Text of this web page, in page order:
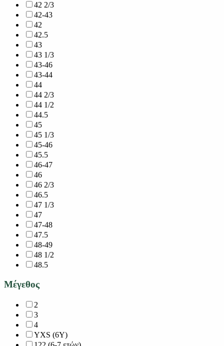
42 2/3
42-43
42
42.5
43
43 1/3
43-46
43-44
44
44 2/3
44 1/2
44.5
45
45 1/3
45-46
45.5
46-47
46
46 2/3
46.5
47 1/3
47
47-48
47.5
48-49
48 1/2
48.5
Μέγεθος
2
3
4
YXS (6Y)